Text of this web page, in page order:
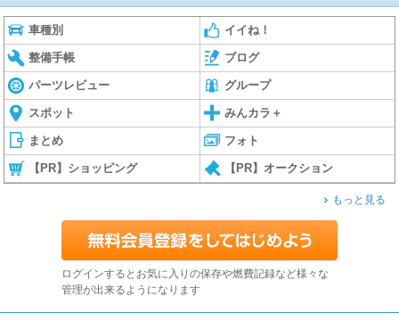
車種別 イイね！
整備手帳 ブログ
パーツレビュー グループ
スポット みんカラ＋
まとめ フォト
【PR】ショッピング 【PR】オークション
もっと見る
ログインするとお気に入りの保存や燃費記録など様々な
管理が出来るようになります